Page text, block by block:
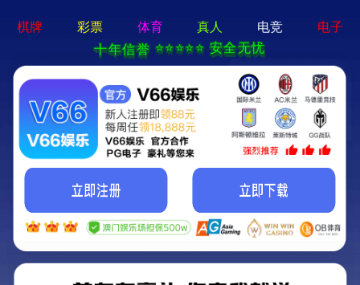
永乐电器官方网站-手机App下载
永乐电器官方网站
网站首页>产品中心>测距防水望远镜 查看分类